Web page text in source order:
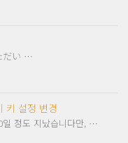
だい …
키 설정 변경
일 정도 지났습니다만, …